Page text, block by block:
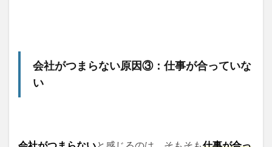
会社がつまらない原因③：仕事が合っていな
い